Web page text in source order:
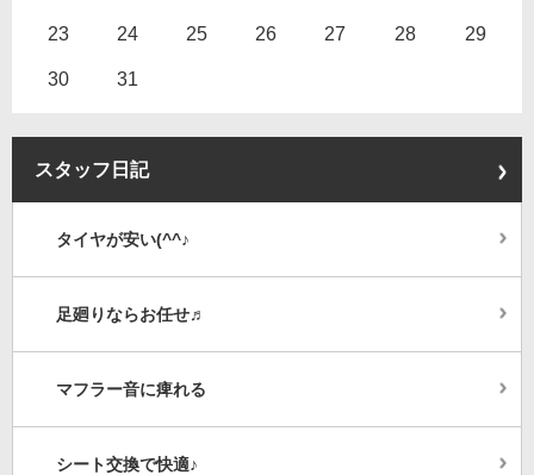
23 24 25 26 27 28 29
30 31
スタッフ日記
タイヤが安い(^^♪
足廻りならお任せ♬
マフラー音に痺れる
シート交換で快適♪